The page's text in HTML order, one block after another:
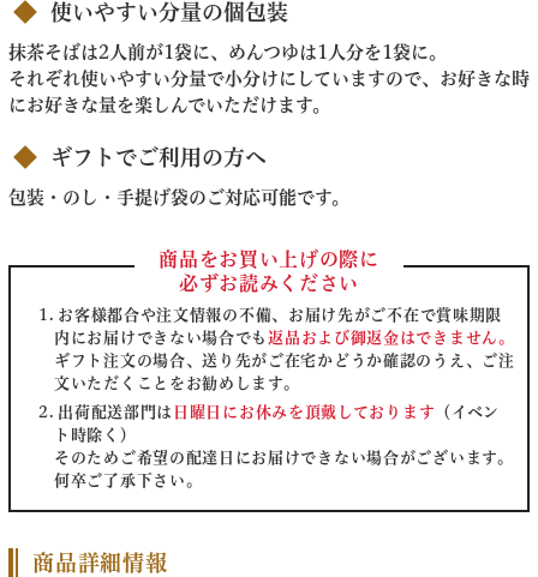
使いやすい分量の個包装
抹茶そばは2人前が1袋に、めんつゆは1人分を1袋に。
それぞれ使いやすい分量で小分けにしていますので、お好きな時
にお好きな量を楽しんでいただけます。
ギフトでご利用の方へ
包装・のし・手提げ袋のご対応可能です。
商品をお買い上げの際に
必ずお読みください
お客様都合や注文情報の不備、お届け先がご不在で賞味期限
内にお届けできない場合でも返品および御返金はできません。
ギフト注文の場合、送り先がご在宅かどうか確認のうえ、ご注
文いただくことをお勧めします。
出荷配送部門は 日曜日にお休みを頂戴しております （イベン
ト時除く）
そのためご希望の配達日にお届けできない場合がございます。
何卒ご了承下さい。
商品詳細情報